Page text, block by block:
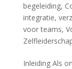
begeleiding,
integratie,
voor teams,
Inleiding Als